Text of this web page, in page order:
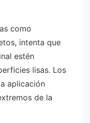
como
intenta que
estén
lisas. Los
aplicación
de la